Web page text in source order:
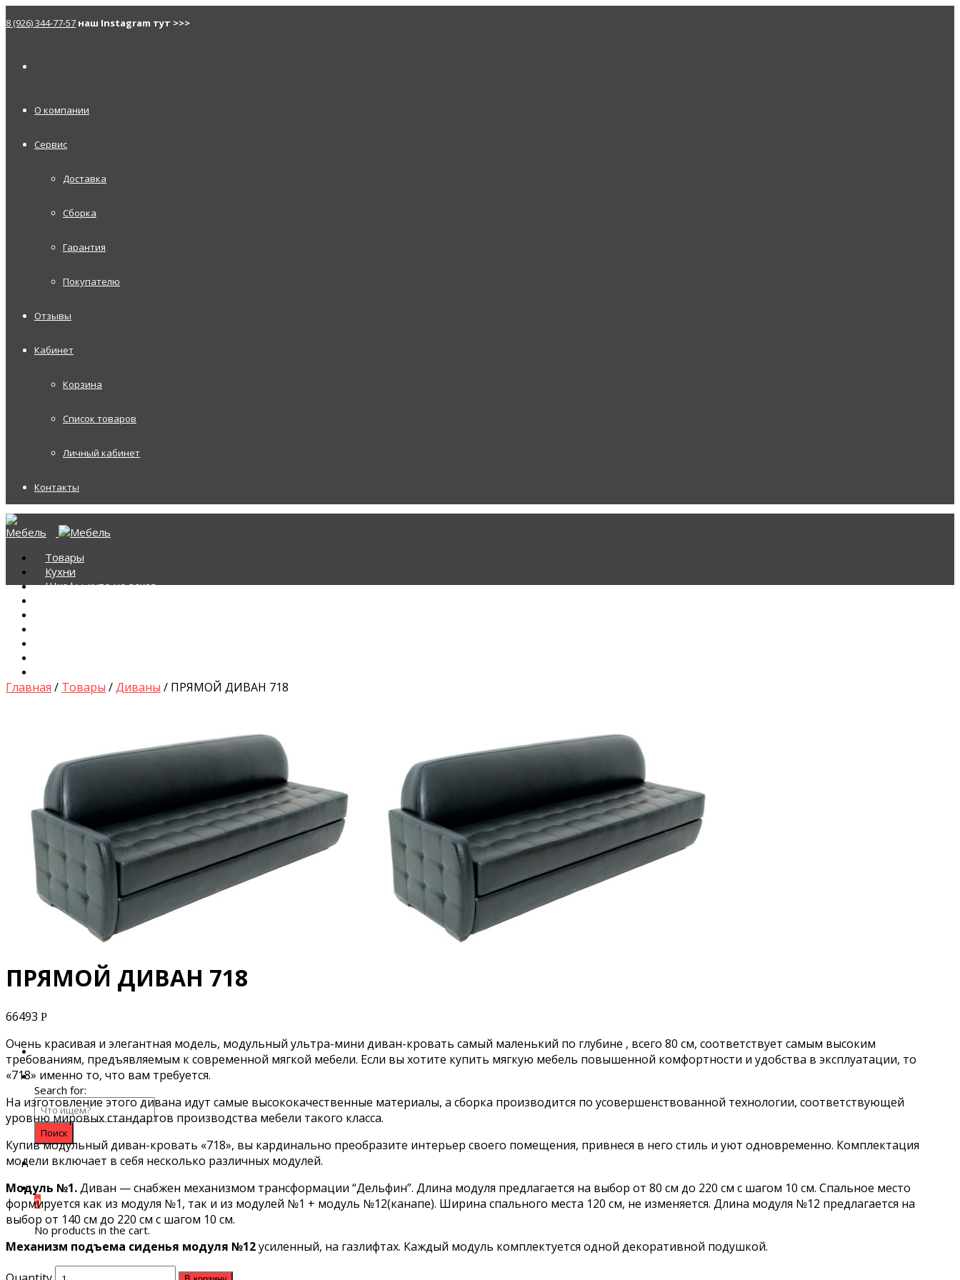
8 (926) 344-77-57 наш Instagram тут >>>
О компании
Сервис
Доставка
Сборка
Гарантия
Покупателю
Отзывы
Кабинет
Корзина
Список товаров
Личный кабинет
Контакты
Товары
Кухни
Шкафы-купе на заказ
Search for:
0
No products in the cart.
Главная / Товары /Диваны / ПРЯМОЙ ДИВАН 718
ПРЯМОЙ ДИВАН 718
66493 Р
Очень красивая и элегантная модель, модульный ультра-мини диван-кровать самый маленький по глубине , всего 80 см, соответствует самым высоким
требованиям, предъявляемым к современной мягкой мебели. Если вы хотите купить мягкую мебель повышенной комфортности и удобства в эксплуатации, то
«718» именно то, что вам требуется.
На изготовление этого дивана идут самые высококачественные материалы, а сборка производится по усовершенствованной технологии, соответствующей
уровню мировых стандартов производства мебели такого класса.
Купив модульный диван-кровать «718», вы кардинально преобразите интерьер своего помещения, привнеся в него стиль и уют одновременно. Комплектация
модели включает в себя несколько различных модулей.
Модуль №1.Диван — снабжен механизмом трансформации “Дельфин”. Длина модуля предлагается на выбор от 80 см до 220 см с шагом 10 см. Спальное место
формируется как из модуля №1, так и из модулей №1 + модуль №12(канапе). Ширина спального места 120 см, не изменяется. Длина модуля №12 предлагается на
выбор от 140 см до 220 см с шагом 10 см.
Механизм подъема сиденья модуля №12усиленный, на газлифтах. Каждый модуль комплектуется одной декоративной подушкой.